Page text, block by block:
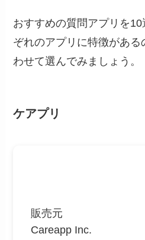
おすすめの質問アプリを
ぞれのアプリに特徴があ
わせて選んでみましょう。
ケアプリ
販売元
Careapp Inc.